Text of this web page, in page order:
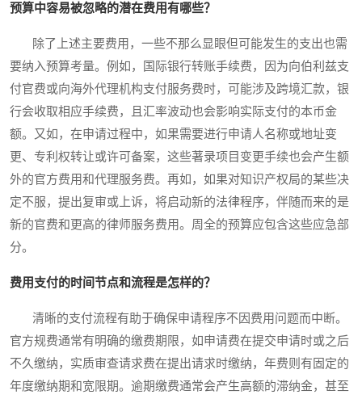
预算中容易被忽略的潜在费用有哪些？
除了上述主要费用，一些不那么显眼但可能发生的支出也需
要纳入预算考量。例如，国际银行转账手续费，因为向伯利兹支
付官费或向海外代理机构支付服务费时，可能涉及跨境汇款，银
行会收取相应手续费，且汇率波动也会影响实际支付的本币金
额。又如，在申请过程中，如果需要进行申请人名称或地址变
更、专利权转让或许可备案，这些著录项目变更手续也会产生额
外的官方费用和代理服务费。再如，如果对知识产权局的某些决
定不服，提出复审或上诉，将启动新的法律程序，伴随而来的是
新的官费和更高的律师服务费用。周全的预算应包含这些应急部
分。
费用支付的时间节点和流程是怎样的？
清晰的支付流程有助于确保申请程序不因费用问题而中断。
官方规费通常有明确的缴费期限，如申请费在提交申请时或之后
不久缴纳，实质审查请求费在提出请求时缴纳，年费则有固定的
年度缴纳期和宽限期。逾期缴费通常会产生高额的滞纳金，甚至